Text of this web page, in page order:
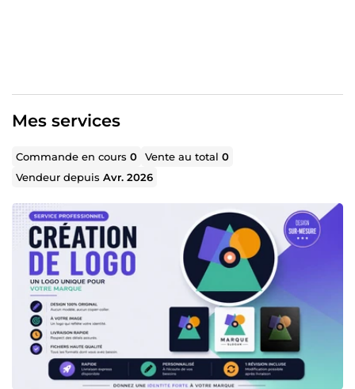
Mes services
Commande en cours0 Vente au total0
Vendeur depuisAvr. 2026